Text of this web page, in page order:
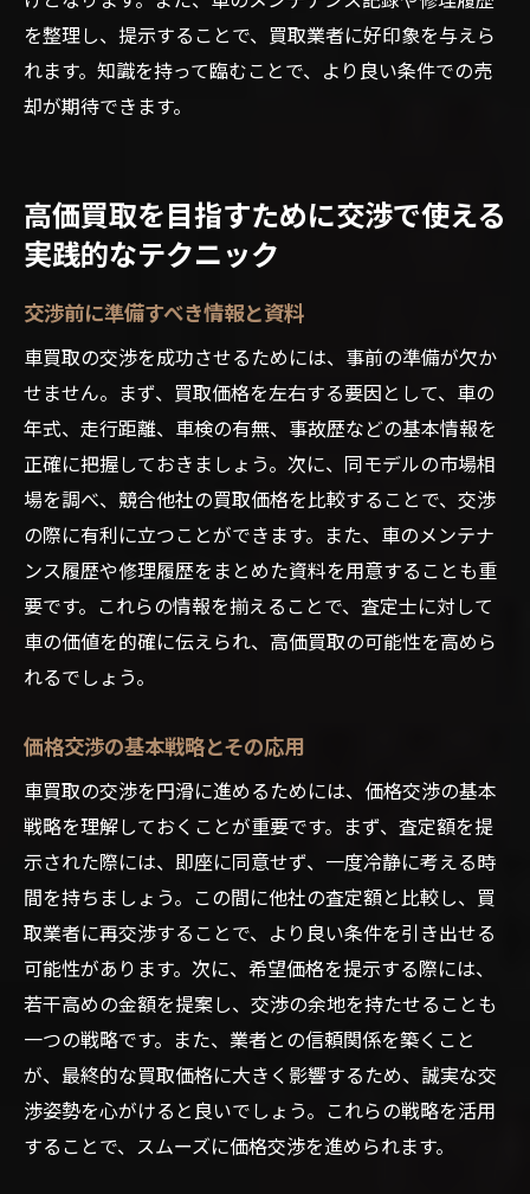
を整理し、提示することで、買取業者に好印象を与えら
れます。知識を持って臨むことで、より良い条件での売
却が期待できます。
高価買取を目指すために交渉で使える
実践的なテクニック
交渉前に準備すべき情報と資料
車買取の交渉を成功させるためには、事前の準備が欠か
せません。まず、買取価格を左右する要因として、車の
年式、走行距離、車検の有無、事故歴などの基本情報を
正確に把握しておきましょう。次に、同モデルの市場相
場を調べ、競合他社の買取価格を比較することで、交渉
の際に有利に立つことができます。また、車のメンテナ
ンス履歴や修理履歴をまとめた資料を用意することも重
要です。これらの情報を揃えることで、査定士に対して
車の価値を的確に伝えられ、高価買取の可能性を高めら
れるでしょう。
価格交渉の基本戦略とその応用
車買取の交渉を円滑に進めるためには、価格交渉の基本
戦略を理解しておくことが重要です。まず、査定額を提
示された際には、即座に同意せず、一度冷静に考える時
間を持ちましょう。この間に他社の査定額と比較し、買
取業者に再交渉することで、より良い条件を引き出せる
可能性があります。次に、希望価格を提示する際には、
若干高めの金額を提案し、交渉の余地を持たせることも
一つの戦略です。また、業者との信頼関係を築くこと
が、最終的な買取価格に大きく影響するため、誠実な交
渉姿勢を心がけると良いでしょう。これらの戦略を活用
することで、スムーズに価格交渉を進められます。